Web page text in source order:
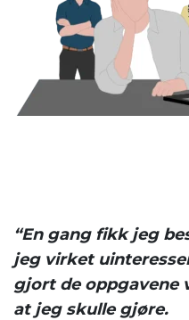
“En gang fikk jeg
jeg virket
gjort de oppgavene
at jeg skulle gjøre.